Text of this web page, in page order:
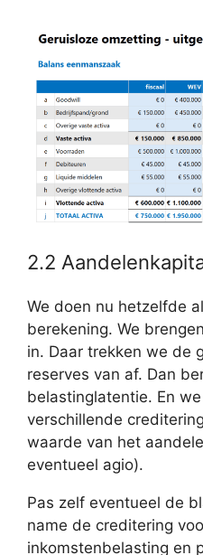
2.2
We doen nu hetzelfde
berekening. We
in. Daar trekken we de
reserves van af. Dan
belastinglatentie. En
verschillende
waarde van het
eventueel agio).
Pas zelf eventueel de
name de creditering
inkomstenbelasting en